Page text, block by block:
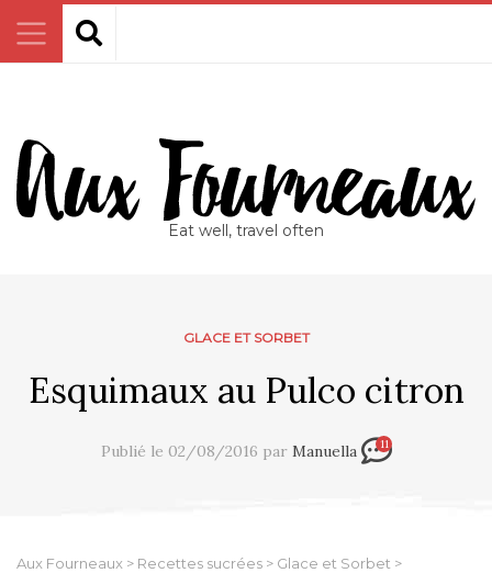
Eat well, travel often
GLACE ET SORBET
Esquimaux au Pulco citron
Publié le 02/08/2016 par Manuella 11
Aux Fourneaux > Recettes sucrées > Glace et Sorbet >